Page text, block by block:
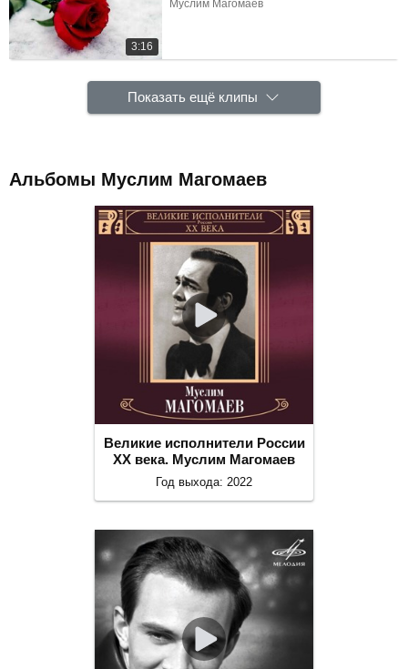
3:16
Муслим Магомаев
Показать ещё клипы
Альбомы Муслим Магомаев
Великие исполнители России
ХХ века. Муслим Магомаев
Год выхода: 2022